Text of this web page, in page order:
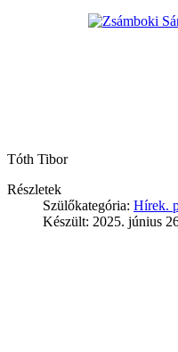
Tóth Tibor
Részletek
Szülőkategória: Hírek.
Készült: 2025. június